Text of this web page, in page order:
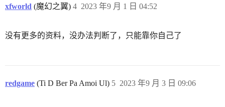
xfworld (魔幻之翼) 2023 年9 月 1 日 04:52
4
没有更多的资料，没办法判断了，只能靠你自己了
redgame (Ti D Ber Pa Amoi Ul) 2023 年9 月 3 日 09:06
5